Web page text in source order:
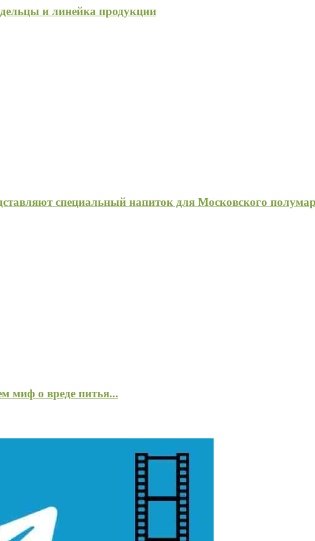
и линейка продукции
специальный напиток для Московского
миф о вреде питья...